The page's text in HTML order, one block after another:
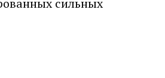
сильных